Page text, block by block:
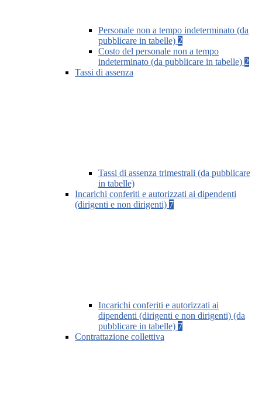
Personale non a tempo indeterminato (da
pubblicare in tabelle) 2
Costo del personale non a tempo
indeterminato (da pubblicare in tabelle) 2
Tassi di assenza
Tassi di assenza trimestrali (da pubblicare
in tabelle)
Incarichi conferiti e autorizzati ai dipendenti
(dirigenti e non dirigenti) 7
Incarichi conferiti e autorizzati ai
dipendenti (dirigenti e non dirigenti) (da
pubblicare in tabelle) 7
Contrattazione collettiva